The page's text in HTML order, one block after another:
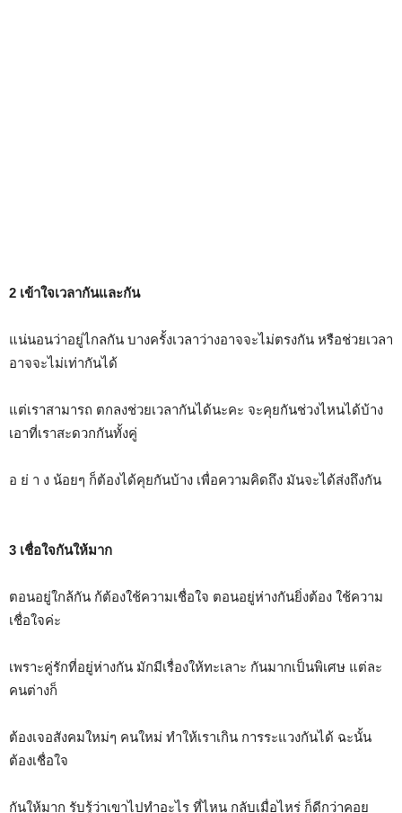
2 เข้าใจเวลากันและกัน
แน่นอนว่าอยู่ไกลกัน บางครั้งเวลาว่างอาจจะไม่ตรงกัน หรือช่วยเวลา
อาจจะไม่เท่ากันได้
แต่เราสามารถ ตกลงช่วยเวลากันได้นะคะ จะคุยกันช่วงไหนได้บ้าง
เอาที่เราสะดวกกันทั้งคู่
อ ย่ า ง น้อยๆ ก็ต้องได้คุยกันบ้าง เพื่อความคิดถึง มันจะได้ส่งถึงกัน
3 เชื่อใจกันให้มาก
ตอนอยู่ใกล้กัน ก้ต้องใช้ความเชื่อใจ ตอนอยู่ห่างกันยิ่งต้อง ใช้ความ
เชื่อใจค่ะ
เพราะคู่รักที่อยู่ห่างกัน มักมีเรื่องให้ทะเลาะ กันมากเป็นพิเศษ แต่ละ
คนต่างก็
ต้องเจอสังคมใหม่ๆ คนใหม่ ทำให้เราเกิน การระแวงกันได้ ฉะนั้น
ต้องเชื่อใจ
กันให้มาก รับรู้ว่าเขาไปทำอะไร ที่ไหน กลับเมื่อไหร่ ก็ดีกว่าคอย